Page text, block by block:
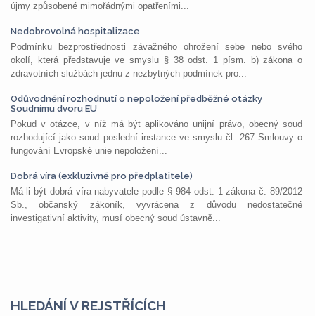
újmy způsobené mimořádnými opatřeními...
Nedobrovolná hospitalizace
Podmínku bezprostřednosti závažného ohrožení sebe nebo svého
okolí, která představuje ve smyslu § 38 odst. 1 písm. b) zákona o
zdravotních službách jednu z nezbytných podmínek pro...
Odůvodnění rozhodnutí o nepoložení předběžné otázky
Soudnímu dvoru EU
Pokud v otázce, v níž má být aplikováno unijní právo, obecný soud
rozhodující jako soud poslední instance ve smyslu čl. 267 Smlouvy o
fungování Evropské unie nepoložení...
Dobrá víra (exkluzivně pro předplatitele)
Má-li být dobrá víra nabyvatele podle § 984 odst. 1 zákona č. 89/2012
Sb., občanský zákoník, vyvrácena z důvodu nedostatečné
investigativní aktivity, musí obecný soud ústavně...
HLEDÁNÍ V REJSTŘÍCÍCH